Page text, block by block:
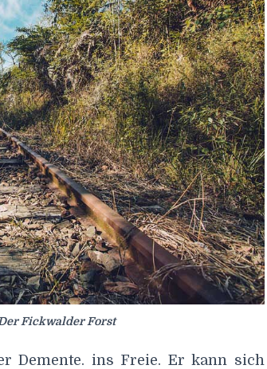
Fickwalder Forst
Demente. ins Freie. Er kann sich